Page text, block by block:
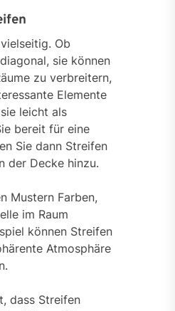
Ob
sie können
zu verbreitern,
Elemente
leicht als
bereit für eine
Sie dann Streifen
der Decke hinzu.
Mustern Farben,
im Raum
können Streifen
Atmosphäre
dass Streifen